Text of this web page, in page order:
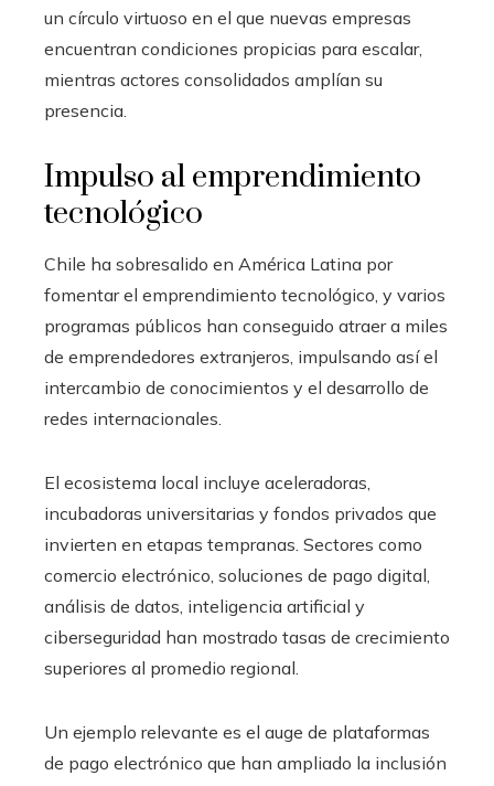
un círculo virtuoso en el que nuevas empresas
encuentran condiciones propicias para escalar,
mientras actores consolidados amplían su
presencia.
Impulso al emprendimiento
tecnológico
Chile ha sobresalido en América Latina por
fomentar el emprendimiento tecnológico, y varios
programas públicos han conseguido atraer a miles
de emprendedores extranjeros, impulsando así el
intercambio de conocimientos y el desarrollo de
redes internacionales.
El ecosistema local incluye aceleradoras,
incubadoras universitarias y fondos privados que
invierten en etapas tempranas. Sectores como
comercio electrónico, soluciones de pago digital,
análisis de datos, inteligencia artificial y
ciberseguridad han mostrado tasas de crecimiento
superiores al promedio regional.
Un ejemplo relevante es el auge de plataformas
de pago electrónico que han ampliado la inclusión